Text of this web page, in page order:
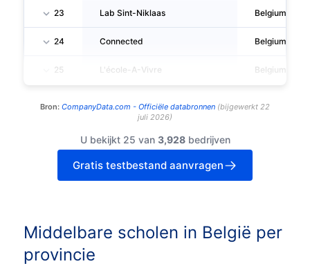
23 Lab Sint-Niklaas Belgium
24 Connected Belgium
25 L'école-A-Vivre Belgium
Bron: CompanyData.com - Officiële databronnen (bijgewerkt 22
juli 2026)
U bekijkt 25 van 3,928bedrijven
Gratis testbestand aanvragen
Middelbare scholen in België per
provincie